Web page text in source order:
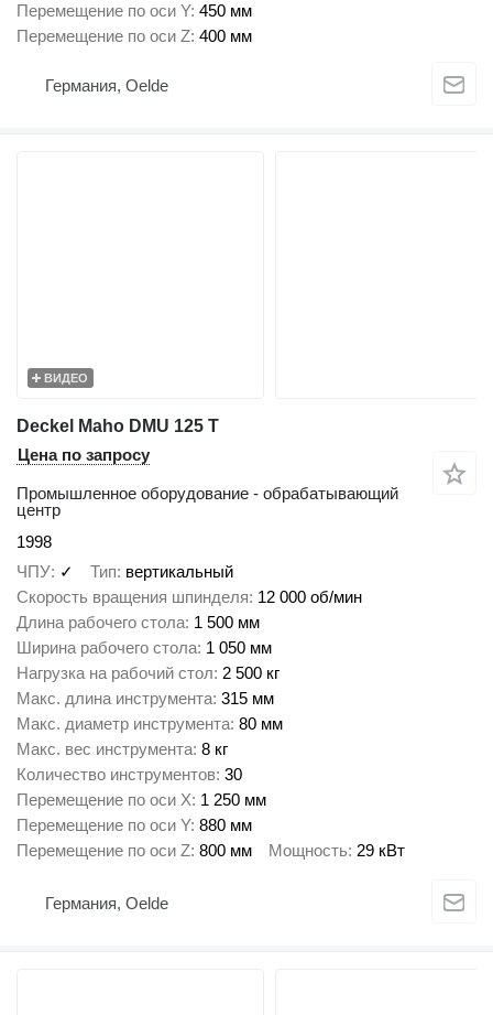
Перемещение по оси Y 450 мм
Перемещение по оси Z 400 мм
Германия, Oelde
ВИДЕО
Deckel Maho DMU 125 T
Цена по запросу
Промышленное оборудование - обрабатывающий
центр
1998
ЧПУ ✓ Тип вертикальный
Скорость вращения шпинделя 12 000 об/мин
Длина рабочего стола 1 500 мм
Ширина рабочего стола 1 050 мм
Нагрузка на рабочий стол 2 500 кг
Макс. длина инструмента 315 мм
Макс. диаметр инструмента 80 мм
Макс. вес инструмента 8 кг
Количество инструментов 30
Перемещение по оси X 1 250 мм
Перемещение по оси Y 880 мм
Перемещение по оси Z 800 мм Мощность 29 кВт
Германия, Oelde